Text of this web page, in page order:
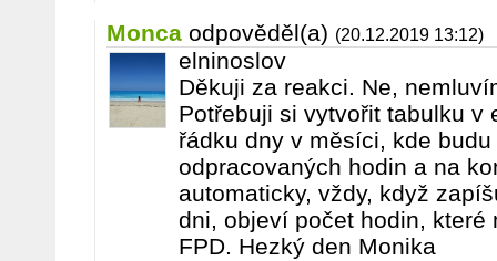
Monca odpověděl(a) (20.12.2019 13:12)
elninoslov
Děkuji za reakci. Ne,
Potřebuji si vytvořit tabulku v
řádku dny v měsíci, kde
odpracovaných hodin a na
automaticky, vždy, když
dni, objeví počet hodin,
FPD. Hezký den Monika